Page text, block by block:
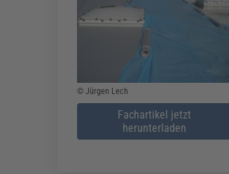
© Jürgen Lech
Fachartikel jetzt
herunterladen